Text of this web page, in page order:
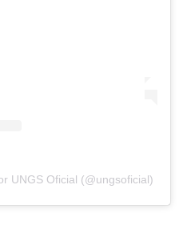
UNGS Oficial (@ungsoficial)